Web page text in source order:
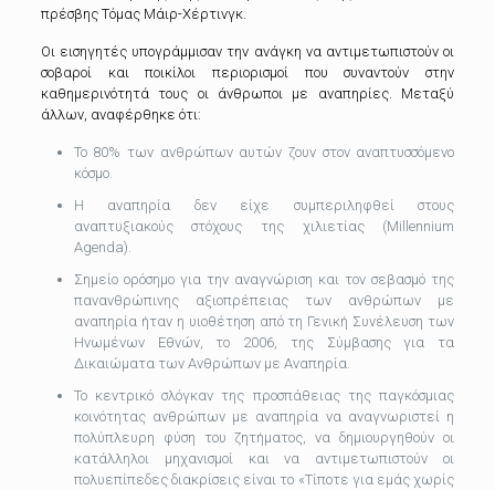
πρέσβης Τόμας Μάιρ-Χέρτινγκ.
Οι εισηγητές υπογράμμισαν την ανάγκη να αντιμετωπιστούν οι
σοβαροί και ποικίλοι περιορισμοί που συναντούν στην
καθημερινότητά τους οι άνθρωποι με αναπηρίες. Μεταξύ
άλλων, αναφέρθηκε ότι:
Το 80% των ανθρώπων αυτών ζουν στον αναπτυσσόμενο
κόσμο.
Η αναπηρία δεν είχε συμπεριληφθεί στους
αναπτυξιακούς στόχους της χιλιετίας (Millennium
Agenda).
Σημείο ορόσημο για την αναγνώριση και τον σεβασμό της
πανανθρώπινης αξιοπρέπειας των ανθρώπων με
αναπηρία ήταν η υιοθέτηση από τη Γενική Συνέλευση των
Ηνωμένων Εθνών, το 2006, της Σύμβασης για τα
Δικαιώματα των Ανθρώπων με Αναπηρία.
Το κεντρικό σλόγκαν της προσπάθειας της παγκόσμιας
κοινότητας ανθρώπων με αναπηρία να αναγνωριστεί η
πολύπλευρη φύση του ζητήματος,να δημιουργηθούν οι
κατάλληλοι μηχανισμοί και να αντιμετωπιστούν οι
πολυεπίπεδες διακρίσεις είναι το «Τίποτε για εμάς χωρίς